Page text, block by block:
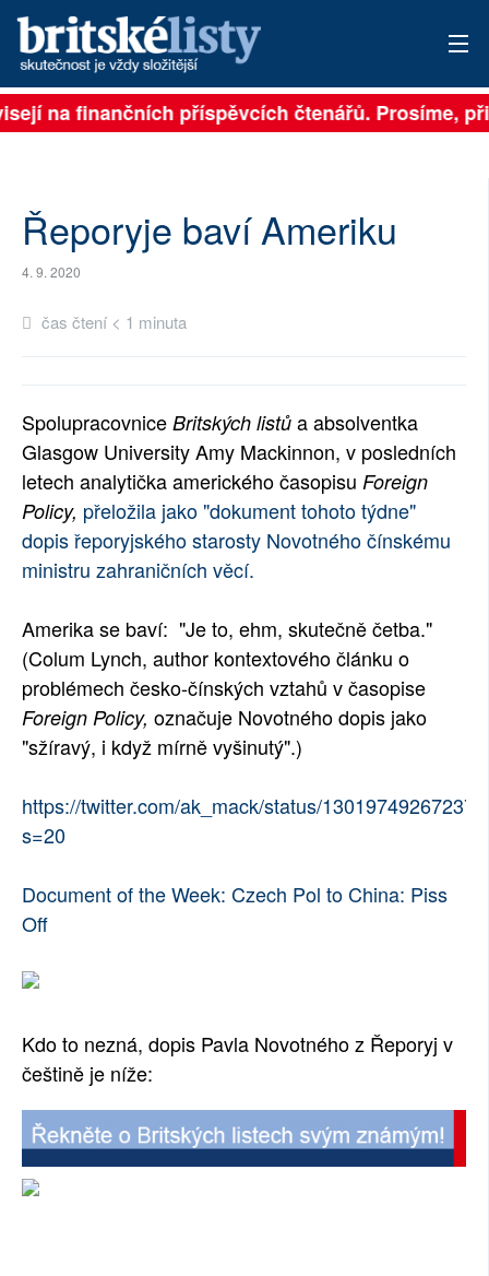
PŘIHLÁSIT
ARCHIV
ROZHOVORY
TÉMATA
AUTOŘI
PŘÍSPĚVKY NA PROVOZ
SOCIÁLNÍ SÍTĚ
RUBRIKY
PLNÁ VERZE STRÁNEK
na finančních příspěvcích čtenářů. Prosíme,
Řeporyje baví Ameriku
4. 9. 2020
čas čtení < 1 minuta
Spolupracovnice Britských listů a absolventka
Glasgow University Amy Mackinnon, v posledních
letech analytička amerického časopisu Foreign
Policy, přeložila jako "dokument tohoto týdne"
dopis řeporyjského starosty Novotného čínskému
ministru zahraničních věcí.
Amerika se baví: "Je to, ehm, skutečně četba."
(Colum Lynch, author kontextového článku o
problémech česko-čínských vztahů v časopise
Foreign Policy, označuje Novotného dopis jako
"sžíravý, i když mírně vyšinutý".)
https://twitter.com/ak_mack/status/
s=20
Document of the Week: Czech Pol to China: Piss
Off
Kdo to nezná, dopis Pavla Novotného z Řeporyj v
češtině je níže: